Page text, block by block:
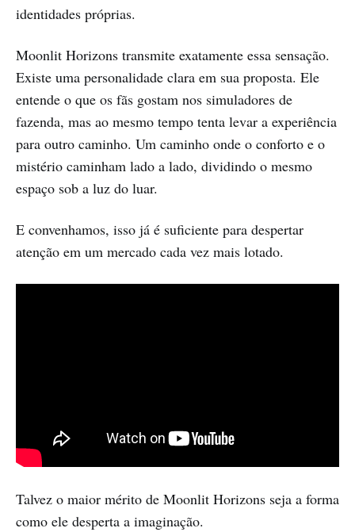
identidades próprias.
Moonlit Horizons transmite exatamente essa sensação.
Existe uma personalidade clara em sua proposta. Ele
entende o que os fãs gostam nos simuladores de
fazenda, mas ao mesmo tempo tenta levar a experiência
para outro caminho. Um caminho onde o conforto e o
mistério caminham lado a lado, dividindo o mesmo
espaço sob a luz do luar.
E convenhamos, isso já é suficiente para despertar
atenção em um mercado cada vez mais lotado.
Talvez o maior mérito de Moonlit Horizons seja a forma
como ele desperta a imaginação.